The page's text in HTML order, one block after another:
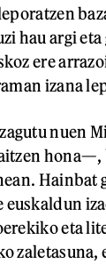
hau argi
ere
izana
nuen
hona—,
Hainbat
eta
zaletasuna,